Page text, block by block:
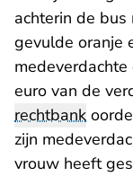
achterin de
gevulde oranje
euro van de
rechtbank
zijn
vrouw heeft